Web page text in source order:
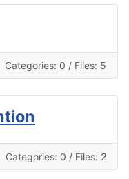
Categories: 0 / Files: 5
Categories: 0 / Files: 2